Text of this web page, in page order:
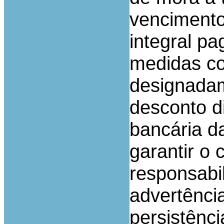
integral
medidas
desconto
bancária
garantir o